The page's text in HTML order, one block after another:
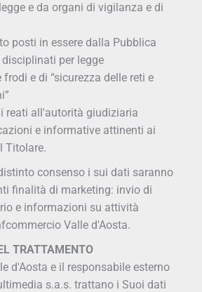
e da organi di vigilanza e di
posti in essere dalla Pubblica
per legge
frodi e di “sicurezza delle reti e
reati all'autorità giudiziaria
e informative attinenti ai
Titolare.
consenso i sui dati saranno
finalità di marketing: invio di
e informazioni su attività
Valle d'Aosta.
TRATTAMENTO
d'Aosta e il responsabile esterno
s.a.s. trattano i Suoi dati